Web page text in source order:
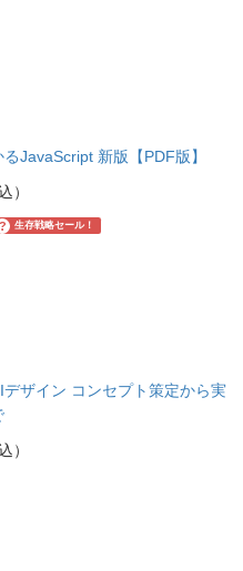
JavaScript 新版【PDF版】
）
? 生存戦略セール！
ザイン コンセプト策定から実
）